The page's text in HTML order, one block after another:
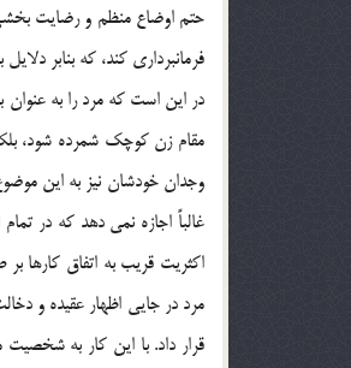
حتم اوضاع منظم و رضايت
فرمانبرداري کند، که بنابر
در اين است که مرد را به
مقام زن کوچک شمرده شود،
وجدان خودشان نيز به اين
غالباً اجازه نمي دهد که در
اکثريت قريب به اتفاق کارها
مرد در جايي اظهار عقيده و
قرار داد. با اين کار به